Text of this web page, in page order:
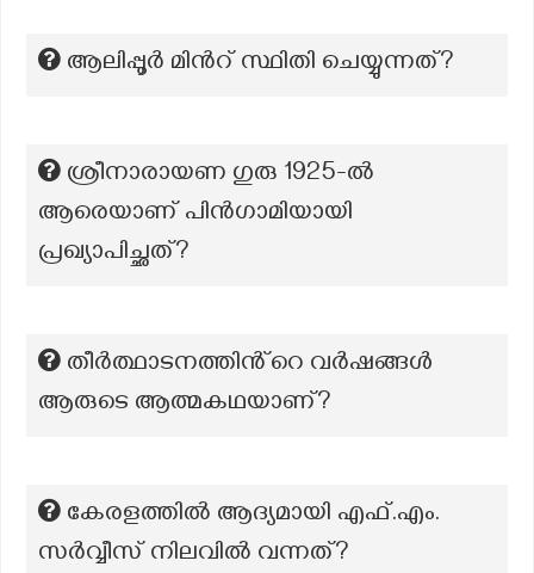
ആലിപ്പൂർ മിന്‍റ് സ്ഥിതി ചെയ്യുന്നത്?
ശ്രീനാരായണ ഗുരു 1925-ൽ
ആരെയാണ് പിൻഗാമിയായി
പ്രഖ്യാപിച്ഛത്?
തീർത്ഥാടനത്തിൻ്റെ വർഷങ്ങൾ
ആരുടെ ആത്മകഥയാണ്?
കേരളത്തില്‍ ആദ്യമായി എഫ്.എം.
സര്‍വ്വീസ് നിലവില്‍ വന്നത്?